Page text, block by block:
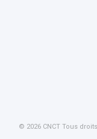
© 2026 CNCT Tous